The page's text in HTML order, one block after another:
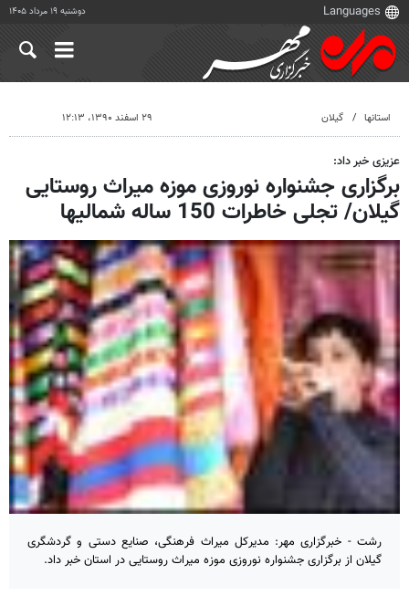
دوشنبه ۱۹ مرداد ۱۴۰۵
استانها گیلان ۲۹ اسفند ۱۳۹۰، ۱۲:۱۳
عزیزی خبر داد:
برگزاری جشنواره نوروزی موزه میراث روستایی
گیلان/ تجلی خاطرات 150 ساله شمالیها
رشت - خبرگزاری مهر: مدیرکل میراث فرهنگی، صنایع دستی و گردشگری
گیلان از برگزاری جشنواره نوروزی موزه میراث روستایی در استان خبر داد.